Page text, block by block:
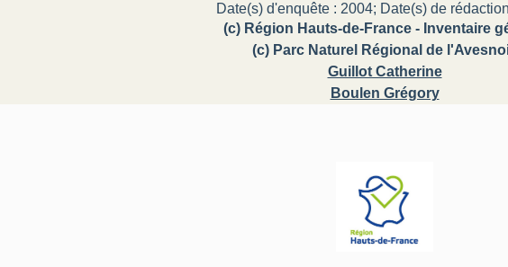
Date(s) d'enquête : 2004; Date(s) de
(c) Région Hauts-de-France - Inventaire
(c) Parc Naturel Régional de
Guillot Catherine
Boulen Grégory